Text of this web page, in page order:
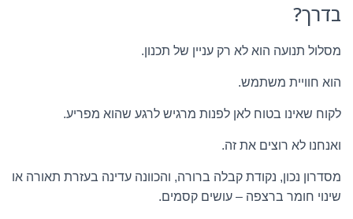
בדרך?
מסלול תנועה הוא לא רק עניין של תכנון.
הוא חוויית משתמש.
לקוח שאינו בטוח לאן לפנות מרגיש לרגע שהוא מפריע.
ואנחנו לא רוצים את זה.
מסדרון נכון, נקודת קבלה ברורה, והכוונה עדינה בעזרת תאורה או
שינוי חומר ברצפה – עושים קסמים.